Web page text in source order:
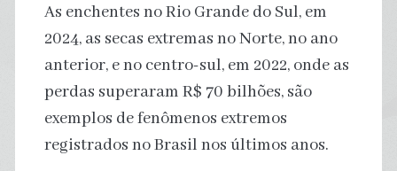
As enchentes no Rio Grande do Sul, em
2024, as secas extremas no Norte, no ano
anterior, e no centro-sul, em 2022, onde as
perdas superaram R$ 70 bilhões, são
exemplos de fenômenos extremos
registrados no Brasil nos últimos anos.